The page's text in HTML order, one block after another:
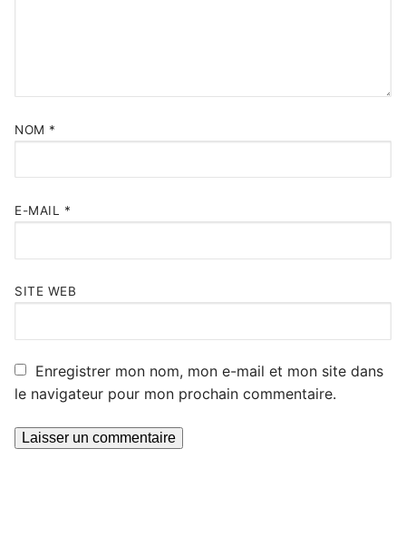
NOM *
E-MAIL *
SITE WEB
Enregistrer mon nom, mon e-mail et mon site dans
le navigateur pour mon prochain commentaire.